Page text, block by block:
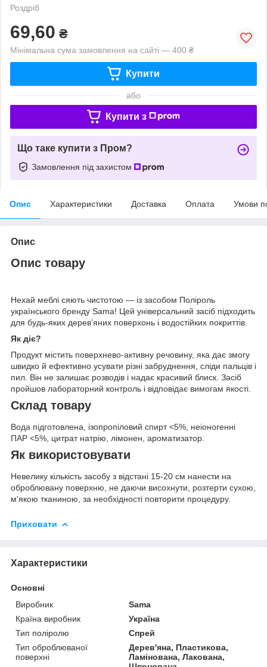
Роздріб
69,60 ₴
Мінімальна сума замовлення на сайті — 400 ₴
Купити
або
Купити з
Що таке купити з Пром?
Замовлення під захистом
Опис Характеристики Доставка Оплата Умови
Опис
Опис товару
Нехай меблі сяють чистотою — із засобом Поліроль
українського бренду Sama! Цей універсальний засіб підходить
для будь-яких дерев’яних поверхонь і водостійких покриттів.
Як діє?
Продукт містить поверхнево-активну речовину, яка дає змогу
швидко й ефективно усувати різні забруднення, сліди пальців і
пил. Він не залишає розводів і надає красивий блиск. Засіб
пройшов лабораторний контроль і відповідає вимогам якості.
Склад товару
Вода підготовлена, ізопропіловий спирт <5%, неіоногенні
ПАР <5%, цитрат натрію, лімонен, ароматизатор.
Як використовувати
Невелику кількість засобу з відстані 15-20 см нанести на
оброблювану поверхню, не даючи висохнути, розтерти сухою,
м'якою тканиною, за необхідності повторити процедуру.
Приховати
Характеристики
Основні
Виробник
Sama
Країна виробник
Україна
Тип поліролю
Спрей
Тип оброблюваної
поверхні
Дерев'яна, Пластикова,
Ламінована, Лакована,